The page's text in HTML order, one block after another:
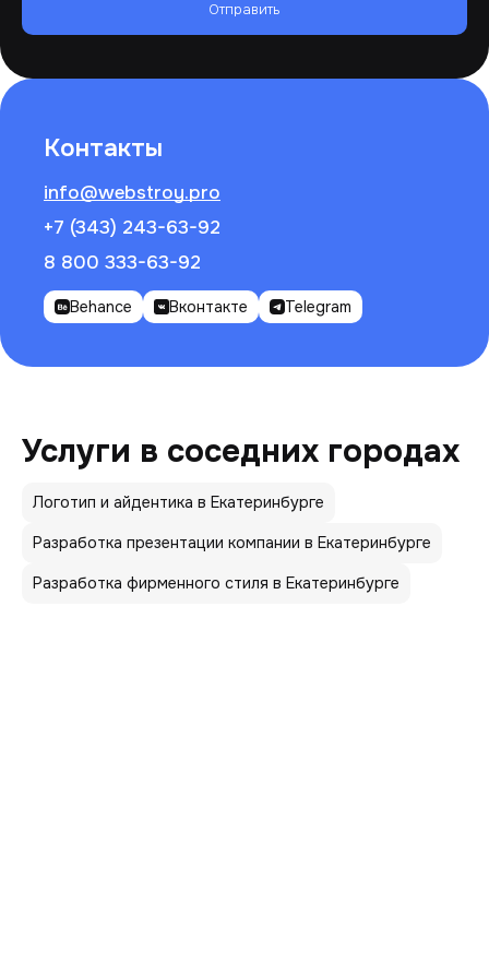
Отправить
Контакты
info@webstroy.pro
+7 (343) 243-63-92
8 800 333-63-92
Behance Вконтакте Telegram
Услуги в соседних городах
Логотип и айдентика в Екатеринбурге
Разработка презентации компании в Екатеринбурге
Разработка фирменного стиля в Екатеринбурге